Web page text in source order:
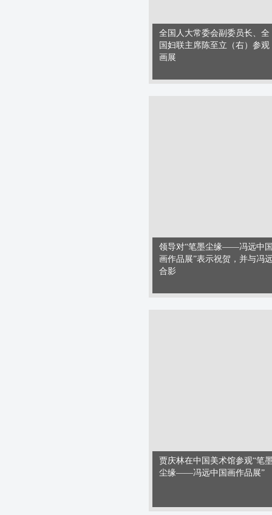
全国人大常委会副委员长、全
国妇联主席陈至立（右）参观
画展
领导对“笔墨尘缘——冯远中
画作品展”表示祝贺，并与冯
合影
贾庆林在中国美术馆参观“笔
尘缘——冯远中国画作品展”